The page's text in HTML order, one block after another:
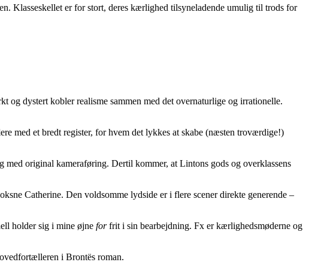
Klasseskellet er for stort, deres kærlighed tilsyneladende umulig til trods for
og dystert kobler realisme sammen med det overnaturlige og irrationelle.
med et bredt register, for hvem det lykkes at skabe (næsten troværdige!)
original kameraføring. Dertil kommer, at Lintons gods og overklassens
Catherine. Den voldsomme lydside er i flere scener direkte generende –
holder sig i mine øjne forfrit i sin bearbejdning. Fx er kærlighedsmøderne og
i Brontës roman.